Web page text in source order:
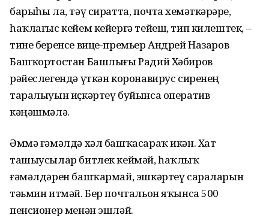
барыһы ла, тәү сиратта, почта хеҙмәткәрҙәре,
һаҡлағыс кейем кейергә тейеш, тип килештек, –
тине беренсе вице-премьер Андрей Назаров
Башҡортостан Башлығы Радий Хәбиров
рәйеслегендә үткән коронавирус сиренең
таралыуын иҫкәртеү буйынса оператив
кәңәшмәлә.
Әммә ғәмәлдә хәл башҡасараҡ икән. Хат
ташыусылар битлек кеймәй, һаҡлыҡ
ғәмәлдәрен башҡармай, эшкәртеү сараларын
тәьмин итмәй. Бер почтальон яҡынса 500
пенсионер менән эшләй.